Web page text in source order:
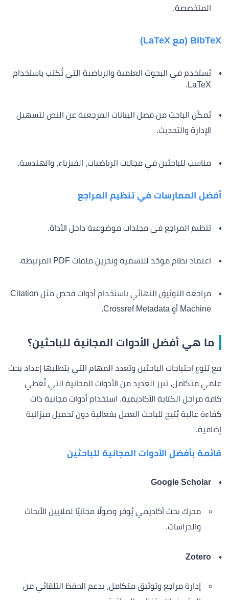
المتخصصة.
BibTeX (مع LaTeX)
يُستخدم في البحوث العلمية والرياضية التي تُكتب باستخدام
LaTeX.
يُمكّن الباحث من فصل البيانات المرجعية عن النص لتسهيل
الإدارة والتحديث.
مناسب للباحثين في مجالات الرياضيات، الفيزياء، والهندسة.
أفضل الممارسات في تنظيم المراجع
تنظيم المراجع في مجلدات موضوعية داخل الأداة.
اعتماد نظام موحّد للتسمية وتخزين ملفات PDF المرتبطة.
مراجعة التوثيق النهائي باستخدام أدوات فحص مثل Citation
Machine أو Crossref Metadata.
ما هي أفضل الأدوات المجانية للباحثين؟
مع تنوع احتياجات الباحثين وتعدد المهام التي يتطلبها إعداد بحث
علمي متكامل، تبرز العديد من الأدوات المجانية التي تُغطي
كافة مراحل الكتابة الأكاديمية. استخدام أدوات مجانية ذات
كفاءة عالية يُتيح للباحث العمل بفعالية دون تحميل ميزانية
إضافية.
قائمة بأفضل الأدوات المجانية للباحثين
Google Scholar
محرك بحث أكاديمي يُوفر وصولًا مجانيًا لملايين الأبحاث
والدراسات.
Zotero
إدارة مراجع وتوثيق متكامل، يدعم الحفظ التلقائي من